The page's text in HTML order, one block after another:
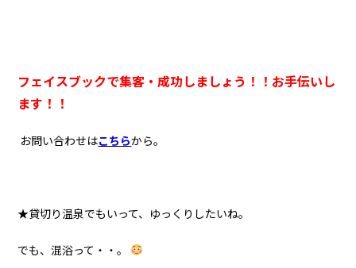
フェイスブックで集客・成功しましょう！！お手伝いし
ます！！
お問い合わせはこちらから。
★貸切り温泉でもいって、ゆっくりしたいね。
でも、混浴って・・。